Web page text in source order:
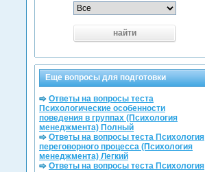
найти
Еще вопросы для подготовки
Ответы на вопросы теста
Психологические особенности
поведения в группах (Психология
менеджмента) Полный
Ответы на вопросы теста Психология
переговорного процесса (Психология
менеджмента) Легкий
Ответы на вопросы теста Психология